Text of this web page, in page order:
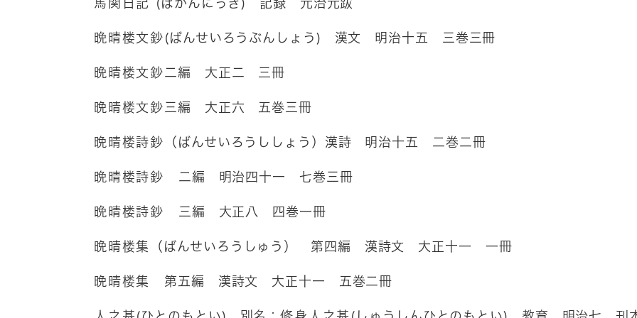
馬関日記 (ばかんにっき) 記録 元治元跋
晩晴楼文鈔 (ばんせいろうぶんしょう) 漢文 明治十五 三巻三冊
晩晴楼文鈔 二編 大正二 三冊
晩晴楼文鈔 三編 大正六 五巻三冊
晩晴楼詩鈔 （ばんせいろうししょう）漢詩 明治十五 二巻二冊
晩晴楼詩鈔 二編 明治四十一 七巻三冊
晩晴楼詩鈔 三編 大正八 四巻一冊
晩晴楼集 （ばんせいろうしゅう） 第四編 漢詩文 大正十一 一冊
晩晴楼集 第五編 漢詩文 大正十一 五巻二冊